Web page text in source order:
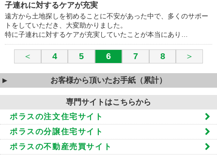
子連れに対するケアが充実
遠方から土地探しを初めることに不安があった中で、多くのサポー
トをしていただき、大変助かりました。
特に子連れに対するケアが充実していたことが本当にあり…
＜ 4 5 6 7 8 ＞
お客様から頂いたお手紙（累計）
専門サイトはこちらから
ポラスの注文住宅サイト
ポラスの分譲住宅サイト
ポラスの不動産売買サイト